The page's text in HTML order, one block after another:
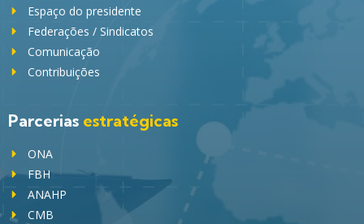
Espaço do presidente
Federações / Sindicatos
Comunicação
Contribuições
Parcerias estratégicas
ONA
FBH
ANAHP
CMB